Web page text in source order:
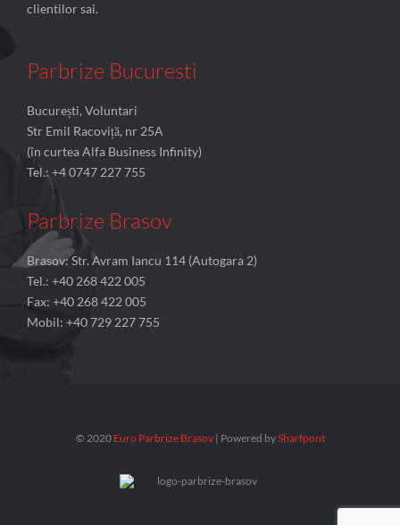
clientilor sai.
Parbrize Bucuresti
București, Voluntari
Str Emil Racoviță, nr 25A
(în curtea Alfa Business Infinity)
Tel.: +4 0747 227 755
Parbrize Brasov
Brasov: Str. Avram Iancu 114 (Autogara 2)
Tel.: +40 268 422 005
Fax: +40 268 422 005
Mobil: +40 729 227 755
© 2020 Euro Parbrize Brasov | Powered bySharfpont